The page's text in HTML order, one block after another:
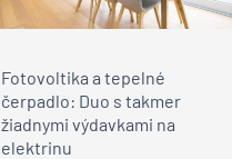
Fotovoltika a tepelné
čerpadlo: Duo s takmer
žiadnymi výdavkami na
elektrinu